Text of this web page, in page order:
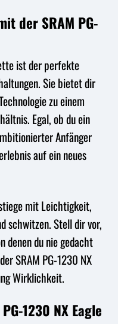
der SRAM PG-
ist der perfekte
Sie bietet dir
zu einem
Egal, ob du ein
Anfänger
auf ein neues
mit Leichtigkeit,
schwitzen. Stell dir vor,
denen du nie gedacht
SRAM PG-1230 NX
Wirklichkeit.
1230 NX Eagle